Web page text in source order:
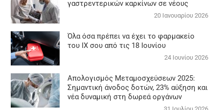
γαστρεντερικών καρκίνων σε νέους
20 Ιανουαρίου 2026
Όλα όσα πρέπει να έχει το φαρμακείο
του ΙΧ σου από τις 18 Ιουνίου
24 Ιουνίου 2026
Απολογισμός Μεταμοσχεύσεων 2025:
Σημαντική άνοδος δοτών, 23% αύξηση και
νέα δυναμική στη δωρεά οργάνων